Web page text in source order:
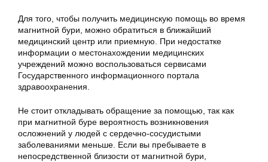
Для того, чтобы получить медицинскую помощь во время
магнитной бури, можно обратиться в ближайший
медицинский центр или приемную. При недостатке
информации о местонахождении медицинских
учреждений можно воспользоваться сервисами
Государственного информационного портала
здравоохранения.
Не стоит откладывать обращение за помощью, так как
при магнитной буре вероятность возникновения
осложнений у людей с сердечно-сосудистыми
заболеваниями меньше. Если вы пребываете в
непосредственной близости от магнитной бури,